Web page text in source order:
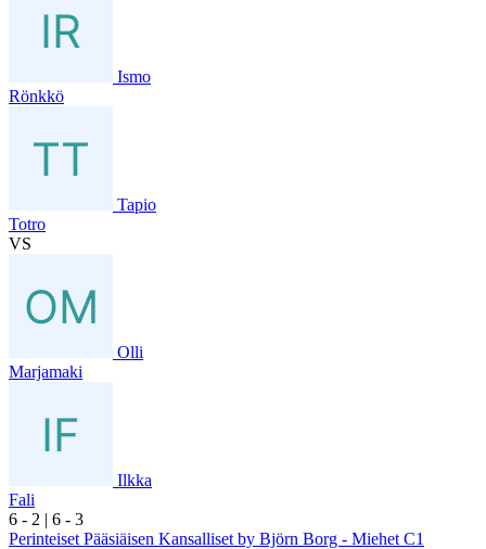
Ismo
Rönkkö
Tapio
Totro
VS
Olli
Marjamaki
Ilkka
Fali
6 - 2 | 6 - 3
Perinteiset Pääsiäisen Kansalliset by Björn Borg - Miehet C1